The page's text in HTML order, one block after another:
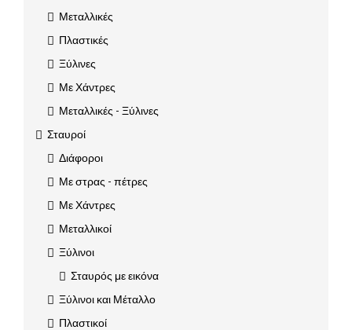
Μεταλλικές
Πλαστικές
Ξύλινες
Με Χάντρες
Μεταλλικές - Ξύλινες
Σταυροί
Διάφοροι
Με στρας - πέτρες
Με Χάντρες
Μεταλλικοί
Ξύλινοι
Σταυρός με εικόνα
Ξύλινοι και Μέταλλο
Πλαστικοί